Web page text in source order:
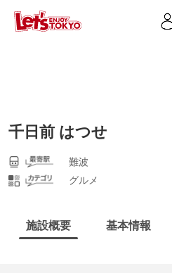
千日前 はつせ
難波
グルメ
施設概要 基本情報